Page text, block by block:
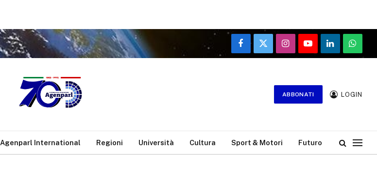
Facebook
X
(Twitter)
InstagramYouTubeLinkedIn
ABBONATI LOGIN
Agenparl International Regioni Università Cultura Sport & Motori Futuro